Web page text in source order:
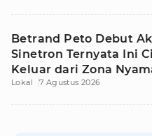
Betrand Peto Debut
Sinetron Ternyata Ini
Keluar dari Zona
Lokal 7 Agustus 2026